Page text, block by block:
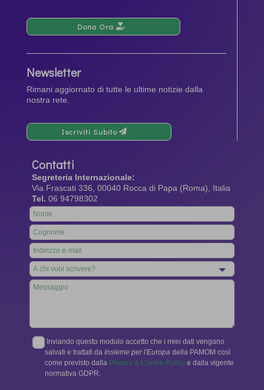
Dona Ora
Newsletter
Rimani aggiornato di tutte le ultime notizie dalla
nostra rete.
Iscriviti Subito
Contatti
Segreteria Internazionale:
Via Frascati 336, 00040 Rocca di Papa (Roma), Italia
Tel. 06 94798302
Leave
this
field
blank
Inviando questo modulo accetto che i miei dati vengano
salvati e trattati da Insieme per l'Europa della PAMOM così
come previsto dalla Privacy & Cookie Policy e dalla vigente
normativa GDPR.